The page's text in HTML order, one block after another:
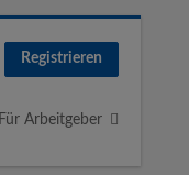
Registrieren
Für Arbeitgeber